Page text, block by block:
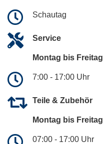
Schautag
Service
Montag bis Freitag
7:00 - 17:00 Uhr
Teile & Zubehör
Montag bis Freitag
07:00 - 17:00 Uhr